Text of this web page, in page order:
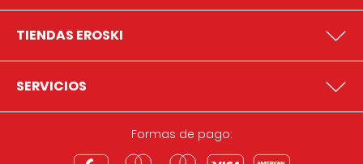
TIENDAS EROSKI
SERVICIOS
Formas de pago: